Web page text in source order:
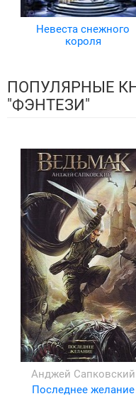
Невеста снежного
короля
ПОПУЛЯРНЫЕ
"ФЭНТЕЗИ"
Анджей Сапковский
Последнее желание